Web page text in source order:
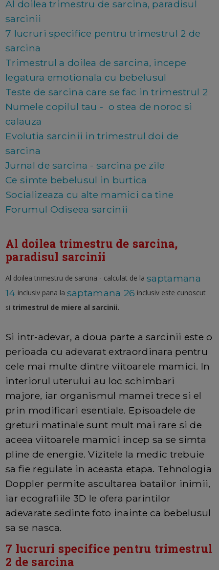
Al doilea trimestru de sarcina, paradisul
sarcinii
7 lucruri specifice pentru trimestrul 2 de
sarcina
Trimestrul a doilea de sarcina, incepe
legatura emotionala cu bebelusul
Teste de sarcina care se fac in trimestrul 2
Numele copilul tau - o stea de noroc si
calauza
Evolutia sarcinii in trimestrul doi de
sarcina
Jurnal de sarcina - sarcina pe zile
Ce simte bebelusul in burtica
Socializeaza cu alte mamici ca tine
Forumul Odiseea sarcinii
Al doilea trimestru de sarcina,
paradisul sarcinii
Al doilea trimestru de sarcina - calculat de la saptamana
14 inclusiv pana la saptamana 26 inclusiv este cunoscut
si trimestrul de miere al sarcinii.
Si intr-adevar, a doua parte a sarcinii este o
perioada cu adevarat extraordinara pentru
cele mai multe dintre viitoarele mamici. In
interiorul uterului au loc schimbari
majore, iar organismul mamei trece si el
prin modificari esentiale. Episoadele de
greturi matinale sunt mult mai rare si de
aceea viitoarele mamici incep sa se simta
pline de energie. Vizitele la medic trebuie
sa fie regulate in aceasta etapa. Tehnologia
Doppler permite ascultarea batailor inimii,
iar ecografiile 3D le ofera parintilor
adevarate sedinte foto inainte ca bebelusul
sa se nasca.
7 lucruri specifice pentru trimestrul
2 de sarcina